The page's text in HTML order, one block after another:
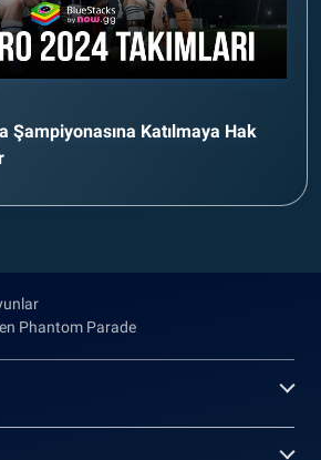
Şampiyonasına Katılmaya Hak
Phantom Parade